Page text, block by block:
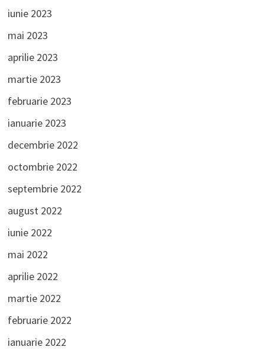
iunie 2023
mai 2023
aprilie 2023
martie 2023
februarie 2023
ianuarie 2023
decembrie 2022
octombrie 2022
septembrie 2022
august 2022
iunie 2022
mai 2022
aprilie 2022
martie 2022
februarie 2022
ianuarie 2022